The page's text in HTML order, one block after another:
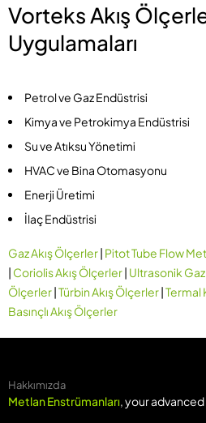
Vorteks Akış
Uygulamaları
Petrol ve Gaz Endüstrisi
Kimya ve Petrokimya Endüstrisi
Su ve Atıksu Yönetimi
HVAC ve Bina Otomasyonu
Enerji Üretimi
İlaç Endüstrisi
Gaz Akış Ölçerler| Pitot Tube Flow
| Coriolis Akış Ölçerler| Ultrasonik
Ölçerler|Türbin Akış Ölçerler|Termal
Basınçlı Akış Ölçerler
Hakkımızda
Metlan Enstrümanları, your